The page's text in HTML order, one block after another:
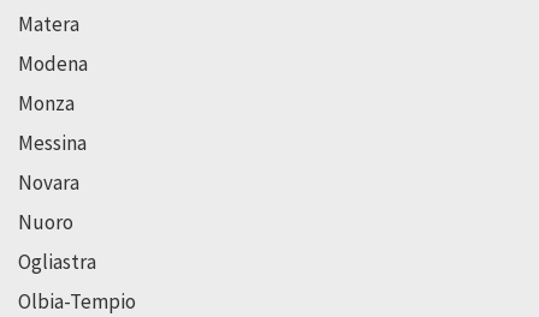
Matera
Modena
Monza
Messina
Novara
Nuoro
Ogliastra
Olbia-Tempio